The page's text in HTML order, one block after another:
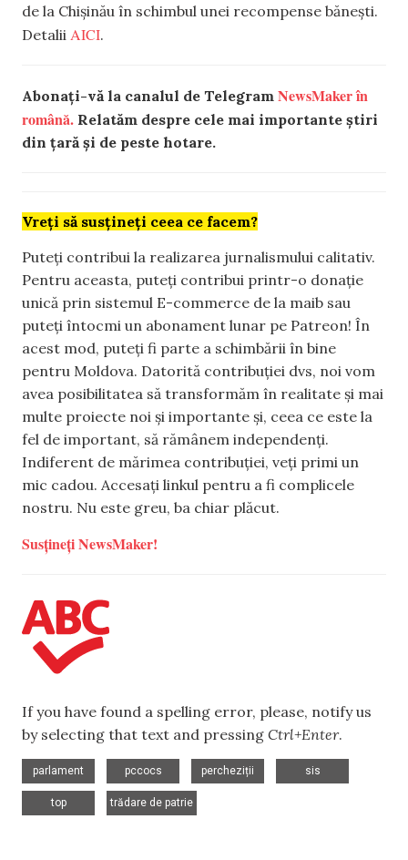
de la Chișinău în schimbul unei recompense bănești.
Detalii AICI.
Abonați-vă la canalul de Telegram NewsMaker în
română. Relatăm despre cele mai importante știri
din țară și de peste hotare.
Vreți să susțineți ceea ce facem?
Puteți contribui la realizarea jurnalismului calitativ.
Pentru aceasta, puteți contribui printr-o donație
unică prin sistemul E-commerce de la maib sau
puteți întocmi un abonament lunar pe Patreon! În
acest mod, puteți fi parte a schimbării în bine
pentru Moldova. Datorită contribuției dvs, noi vom
avea posibilitatea să transformăm în realitate și mai
multe proiecte noi și importante și, ceea ce este la
fel de important, să rămânem independenți.
Indiferent de mărimea contribuției, veți primi un
mic cadou. Accesați linkul pentru a fi complicele
nostru. Nu este greu, ba chiar plăcut.
Susțineți NewsMaker!
If you have found a spelling error, please, notify us
by selecting that text and pressing Ctrl+Enter.
parlament
pccocs
percheziții
sis
top
trădare de patrie